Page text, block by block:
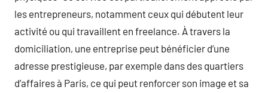
les entrepreneurs, notamment ceux qui débutent leur
activité ou qui travaillent en freelance. À travers la
domiciliation, une entreprise peut bénéficier d’une
adresse prestigieuse, par exemple dans des quartiers
d’affaires à Paris, ce qui peut renforcer son image et sa